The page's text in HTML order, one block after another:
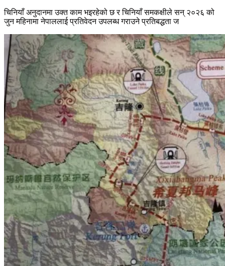
चिनियाँ अनुदानमा उक्त काम भइरहेको छ र चिनियाँ समकक्षीले सन् २०२६ को
जुन महिनामा नेपाललाई प्रतिवेदन उपलब्ध गराउने प्रतिबद्धता ज